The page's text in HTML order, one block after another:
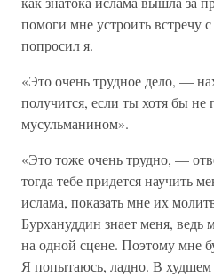
помоги мне устроить встречу
попросил я.
«Это очень трудное дело, —
получится, если ты хотя бы не
мусульманином».
«Это тоже очень трудно, —
тогда тебе придется научить
ислама, показать мне их
Бурхануддин знает меня,
на одной сцене. Поэтому мне
Я попытаюсь, ладно. В